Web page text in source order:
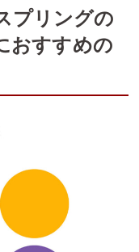
プリングの
おすすめの